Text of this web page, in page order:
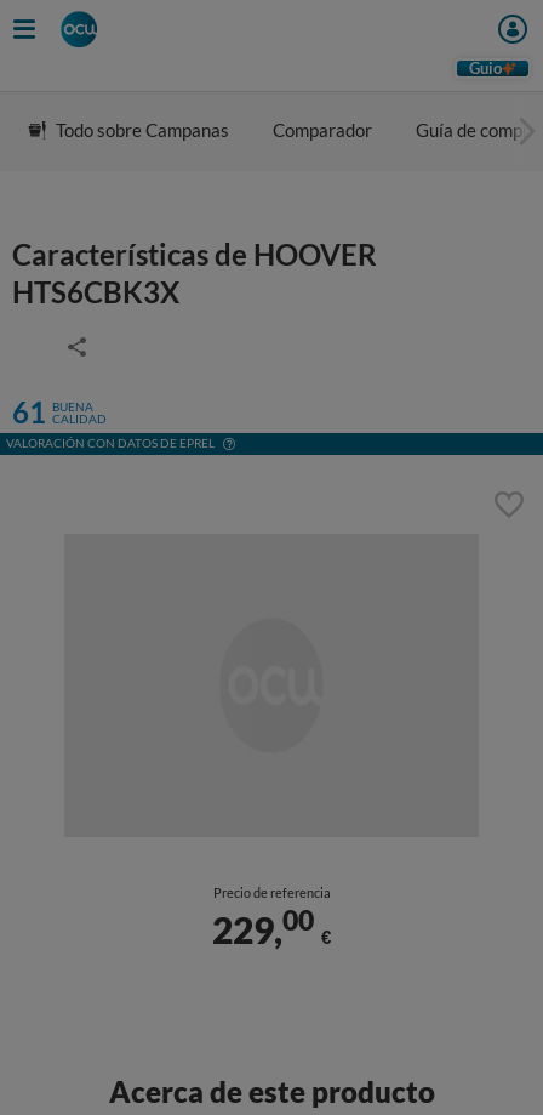
Guio
Todo sobre Campanas Comparador Guía de compra
Características de HOOVER
HTS6CBK3X
61 BUENA
CALIDAD
VALORACIÓN CON DATOS DE EPREL
Precio de referencia
229,00
€
Acerca de este producto